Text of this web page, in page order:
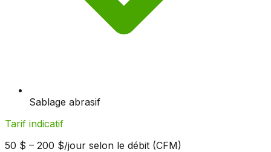
Sablage abrasif
Tarif indicatif
50 $ – 200 $/jour selon le débit (CFM)